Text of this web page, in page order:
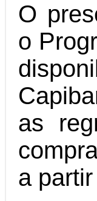
O
o
as
a